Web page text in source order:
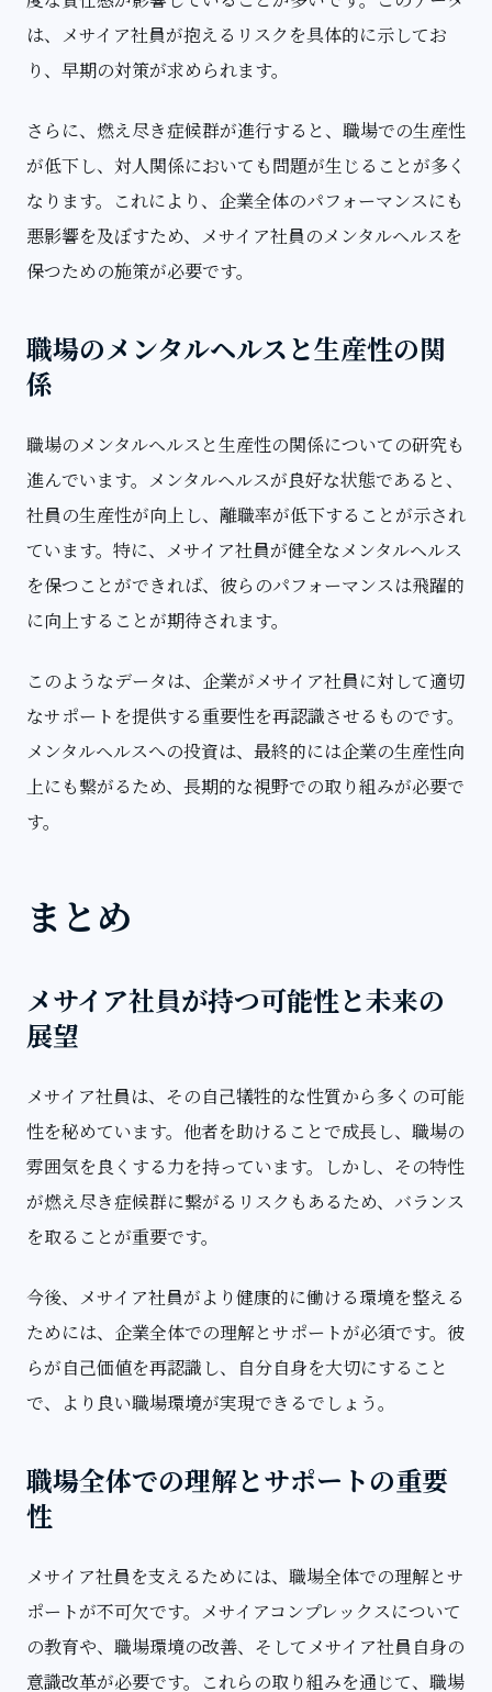
は、メサイア社員が抱えるリスクを具体的に示してお
り、早期の対策が求められます。
さらに、燃え尽き症候群が進行すると、職場での生産性
が低下し、対人関係においても問題が生じることが多く
なります。これにより、企業全体のパフォーマンスにも
悪影響を及ぼすため、メサイア社員のメンタルヘルスを
保つための施策が必要です。
職場のメンタルヘルスと生産性の関
係
職場のメンタルヘルスと生産性の関係についての研究も
進んでいます。メンタルヘルスが良好な状態であると、
社員の生産性が向上し、離職率が低下することが示され
ています。特に、メサイア社員が健全なメンタルヘルス
を保つことができれば、彼らのパフォーマンスは飛躍的
に向上することが期待されます。
このようなデータは、企業がメサイア社員に対して適切
なサポートを提供する重要性を再認識させるものです。
メンタルヘルスへの投資は、最終的には企業の生産性向
上にも繋がるため、長期的な視野での取り組みが必要で
す。
まとめ
メサイア社員が持つ可能性と未来の
展望
メサイア社員は、その自己犠牲的な性質から多くの可能
性を秘めています。他者を助けることで成長し、職場の
雰囲気を良くする力を持っています。しかし、その特性
が燃え尽き症候群に繋がるリスクもあるため、バランス
を取ることが重要です。
今後、メサイア社員がより健康的に働ける環境を整える
ためには、企業全体での理解とサポートが必須です。彼
らが自己価値を再認識し、自分自身を大切にすること
で、より良い職場環境が実現できるでしょう。
職場全体での理解とサポートの重要
性
メサイア社員を支えるためには、職場全体での理解とサ
ポートが不可欠です。メサイアコンプレックスについて
の教育や、職場環境の改善、そしてメサイア社員自身の
意識改革が必要です。これらの取り組みを通じて、職場